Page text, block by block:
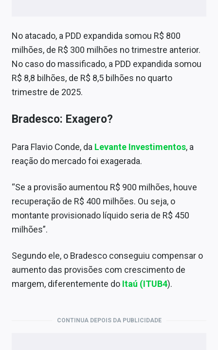
No atacado, a PDD expandida somou R$ 800
milhões, de R$ 300 milhões no trimestre anterior.
No caso do massificado, a PDD expandida somou
R$ 8,8 bilhões, de R$ 8,5 bilhões no quarto
trimestre de 2025.
Bradesco: Exagero?
Para Flavio Conde, da Levante Investimentos, a
reação do mercado foi exagerada.
“Se a provisão aumentou R$ 900 milhões, houve
recuperação de R$ 400 milhões. Ou seja, o
montante provisionado líquido seria de R$ 450
milhões”.
Segundo ele, o Bradesco conseguiu compensar o
aumento das provisões com crescimento de
margem, diferentemente do Itaú (ITUB4).
CONTINUA DEPOIS DA PUBLICIDADE